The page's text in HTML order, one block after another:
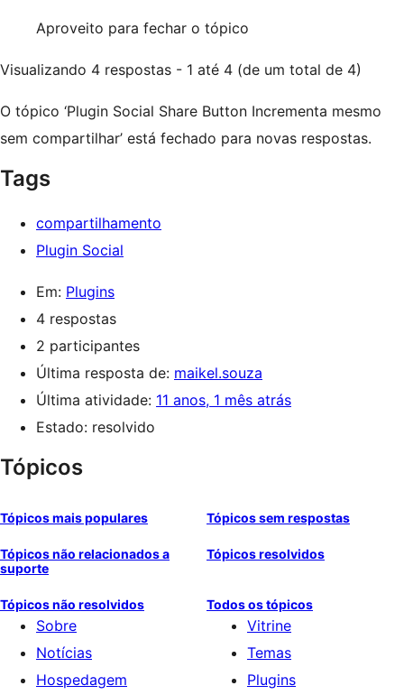
Aproveito para fechar o tópico
Visualizando 4 respostas - 1 até 4 (de um total de 4)
O tópico ‘Plugin Social Share Button Incrementa mesmo
sem compartilhar’ está fechado para novas respostas.
Tags
compartilhamento
Plugin Social
Em: Plugins
4 respostas
2 participantes
Última resposta de: maikel.souza
Última atividade: 11 anos, 1 mês atrás
Estado: resolvido
Tópicos
Tópicos mais populares Tópicos sem respostas
Tópicos não relacionados a
suporte
Tópicos resolvidos
Tópicos não resolvidos Todos os tópicos
Sobre
Notícias
Hospedagem
Vitrine
Temas
Plugins